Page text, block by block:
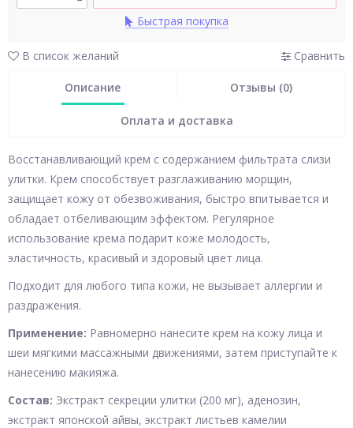
Быстрая покупка
В список желаний Сравнить
Описание Отзывы (0)
Оплата и доставка
Восстанавливающий крем с содержанием фильтрата слизи
улитки. Крем способствует разглаживанию морщин,
защищает кожу от обезвоживания, быстро впитывается и
обладает отбеливающим эффектом. Регулярное
использование крема подарит коже молодость,
эластичность, красивый и здоровый цвет лица.
Подходит для любого типа кожи, не вызывает аллергии и
раздражения.
Применение: Равномерно нанесите крем на кожу лица и
шеи мягкими массажными движениями, затем приступайте к
нанесению макияжа.
Состав: Экстракт секреции улитки (200 мг), аденозин,
экстракт японской айвы, экстракт листьев камелии